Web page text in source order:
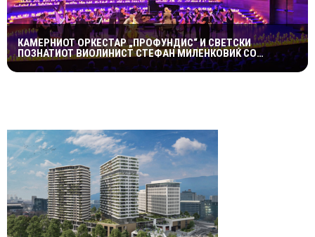
КАМЕРНИОТ ОРКЕСТАР „ПРОФУНДИС“ И СВЕТСКИ
ПОЗНАТИОТ ВИОЛИНИСТ СТЕФАН МИЛЕНКОВИЌ СО
СПЕКТАКУЛАРЕН „CANDLELIGHT“ КОНЦЕРТ НА „ОХРИДСКО
ЛЕТО“